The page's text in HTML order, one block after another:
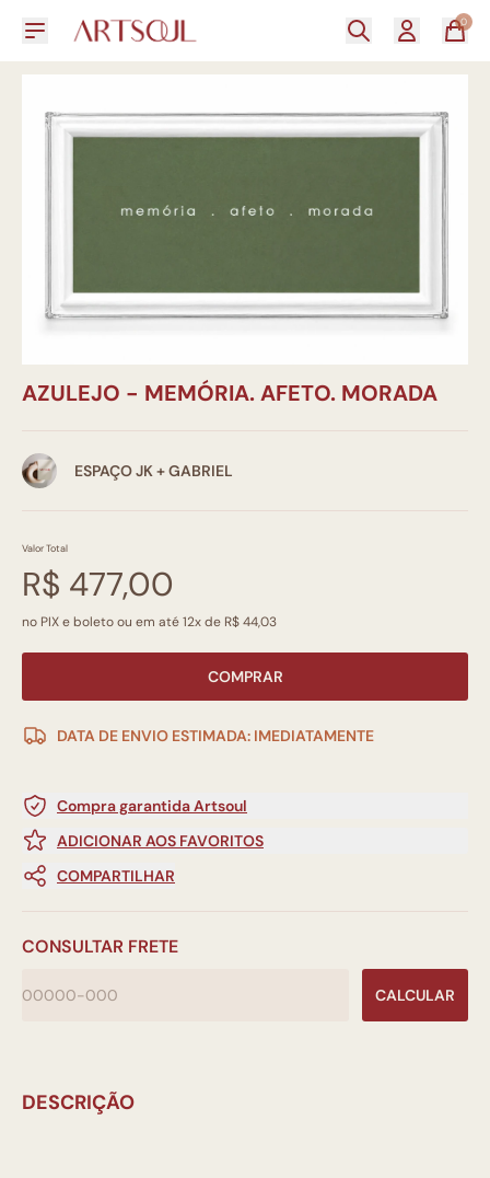
0
AZULEJO - MEMÓRIA. AFETO. MORADA
ESPAÇO JK + GABRIEL
Valor Total
R$ 477,00
no PIX e boleto ou em até 12x de R$ 44,03
COMPRAR
DATA DE ENVIO ESTIMADA: IMEDIATAMENTE
Compra garantida Artsoul
ADICIONAR AOS FAVORITOS
COMPARTILHAR
CONSULTAR FRETE
CALCULAR
DESCRIÇÃO